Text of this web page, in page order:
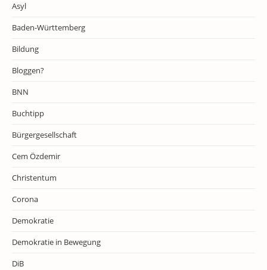
Asyl
Baden-Württemberg
Bildung
Bloggen?
BNN
Buchtipp
Bürgergesellschaft
Cem Özdemir
Christentum
Corona
Demokratie
Demokratie in Bewegung
DiB